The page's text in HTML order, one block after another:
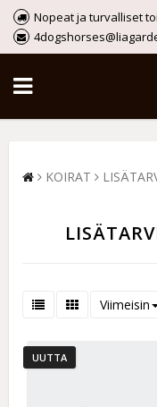
Nopeat ja turvalliset
KOIRAT
Viimeisin
UUTTA